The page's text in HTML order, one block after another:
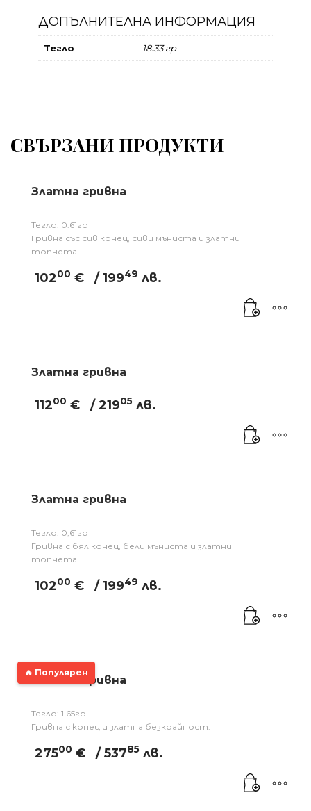
ДОПЪЛНИТЕЛНА ИНФОРМАЦИЯ
Тегло 18.33 гр
СВЪРЗАНИ ПРОДУКТИ
Златна гривна
Тегло: 0.61гр
Гривна със сив конец, сиви мъниста и златни
топчета.
10200 € / 19949 лв.
Златна гривна
11200 € / 21905 лв.
Златна гривна
Тегло: 0,61гр
Гривна с бял конец, бели мъниста и златни
топчета.
10200 € / 19949 лв.
🔥 Популярен
Златна гривна
Тегло: 1.65гр
Гривна с конец и златна безкрайност.
27500 € / 53785 лв.